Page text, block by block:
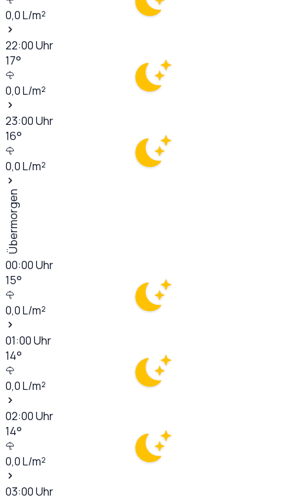
0,0L/m²
22:00Uhr
17°
0,0L/m²
23:00Uhr
16°
0,0L/m²
Übermorgen
00:00Uhr
15°
0,0L/m²
01:00Uhr
14°
0,0L/m²
02:00Uhr
14°
0,0L/m²
03:00Uhr